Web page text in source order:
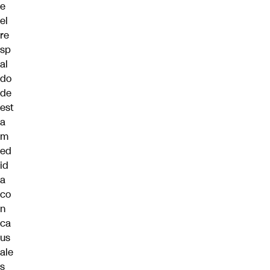
e
el
re
sp
al
do
de
est
a
m
ed
id
a
co
n
ca
us
ale
s